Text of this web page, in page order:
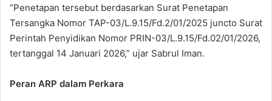
“Penetapan tersebut berdasarkan Surat Penetapan
Tersangka Nomor TAP-03/L.9.15/Fd.2/01/2025 juncto Surat
Perintah Penyidikan Nomor PRIN-03/L.9.15/Fd.02/01/2026,
tertanggal 14 Januari 2026,” ujar Sabrul Iman.
Peran ARP dalam Perkara